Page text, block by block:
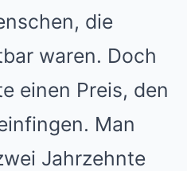
die
waren. Doch
einen Preis, den
Man
Jahrzehnte